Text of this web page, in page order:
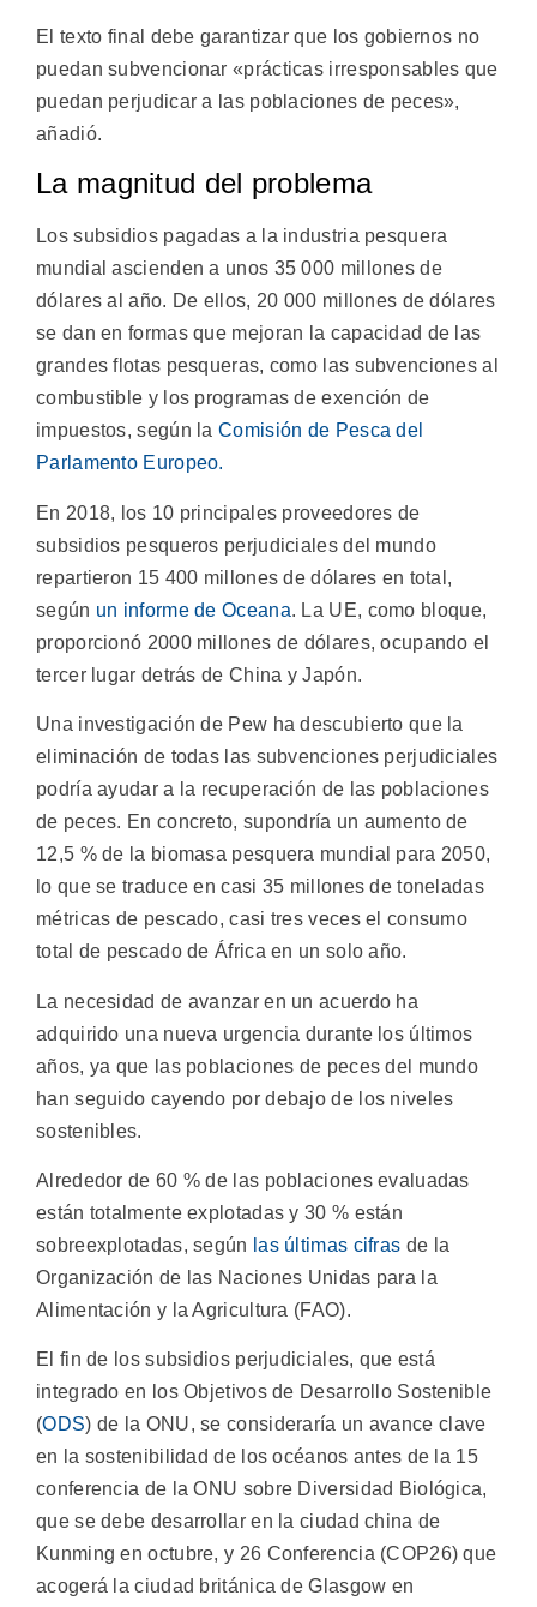
El texto final debe garantizar que los gobiernos no
puedan subvencionar «prácticas irresponsables que
puedan perjudicar a las poblaciones de peces»,
añadió.
La magnitud del problema
Los subsidios pagadas a la industria pesquera
mundial ascienden a unos 35 000 millones de
dólares al año. De ellos, 20 000 millones de dólares
se dan en formas que mejoran la capacidad de las
grandes flotas pesqueras, como las subvenciones al
combustible y los programas de exención de
impuestos, según laComisión de Pesca del
Parlamento Europeo.
En 2018, los 10 principales proveedores de
subsidios pesqueros perjudiciales del mundo
repartieron 15 400 millones de dólares en total,
según un informe de Oceana. La UE, como bloque,
proporcionó 2000 millones de dólares, ocupando el
tercer lugar detrás de China y Japón.
Una investigación de Pew ha descubierto que la
eliminación de todas las subvenciones perjudiciales
podría ayudar a la recuperación de las poblaciones
de peces. En concreto, supondría un aumento de
12,5 % de la biomasa pesquera mundial para 2050,
lo que se traduce en casi 35 millones de toneladas
métricas de pescado, casi tres veces el consumo
total de pescado de África en un solo año.
La necesidad de avanzar en un acuerdo ha
adquirido una nueva urgencia durante los últimos
años, ya que las poblaciones de peces del mundo
han seguido cayendo por debajo de los niveles
sostenibles.
Alrededor de 60 % de las poblaciones evaluadas
están totalmente explotadas y 30 % están
sobreexplotadas, según las últimas cifras de la
Organización de las Naciones Unidas para la
Alimentación y la Agricultura (FAO).
El fin de los subsidios perjudiciales, que está
integrado en los Objetivos de Desarrollo Sostenible
(ODS) de la ONU, se consideraría un avance clave
en la sostenibilidad de los océanos antes de la 15
conferencia de la ONU sobre Diversidad Biológica,
que se debe desarrollar en la ciudad china de
Kunming en octubre, y 26 Conferencia (COP26) que
acogerá la ciudad británica de Glasgow en